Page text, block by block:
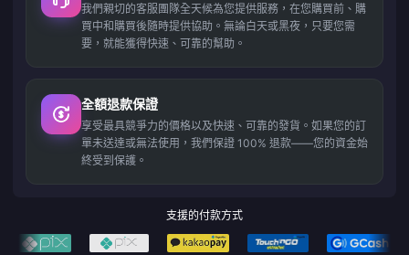
我們親切的客服團隊全天候為您提供服務，在您購買前、購
買中和購買後隨時提供協助。無論白天或黑夜，只要您需
要，就能獲得快速、可靠的幫助。
全額退款保證
享受最具競爭力的價格以及快速、可靠的發貨。如果您的訂
單未送達或無法使用，我們保證 100% 退款——您的資金始
終受到保護。
支援的付款方式